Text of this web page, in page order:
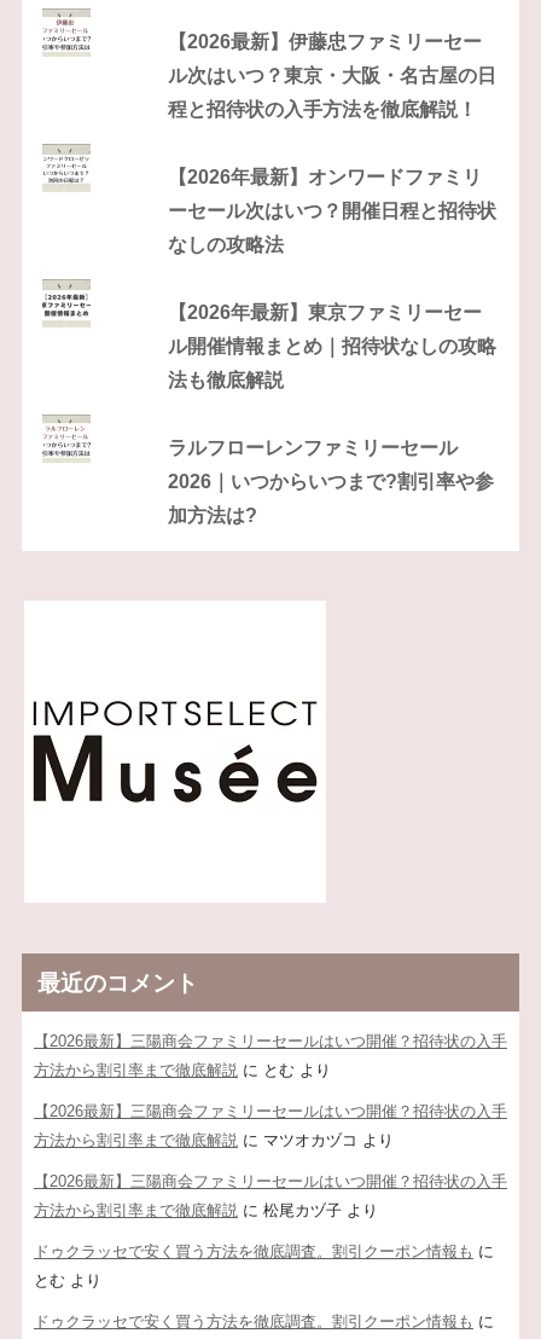
【2026最新】伊藤忠ファミリーセー
ル次はいつ？東京・大阪・名古屋の日
程と招待状の入手方法を徹底解説！
【2026年最新】オンワードファミリ
ーセール次はいつ？開催日程と招待状
なしの攻略法
【2026年最新】東京ファミリーセー
ル開催情報まとめ｜招待状なしの攻略
法も徹底解説
ラルフローレンファミリーセール
2026｜いつからいつまで?割引率や参
加方法は?
最近のコメント
【2026最新】三陽商会ファミリーセールはいつ開催？招待状の入手
方法から割引率まで徹底解説 に とむ より
【2026最新】三陽商会ファミリーセールはいつ開催？招待状の入手
方法から割引率まで徹底解説 に マツオカヅコ より
【2026最新】三陽商会ファミリーセールはいつ開催？招待状の入手
方法から割引率まで徹底解説 に 松尾カヅ子より
ドゥクラッセで安く買う方法を徹底調査。割引クーポン情報も に
とむ より
ドゥクラッセで安く買う方法を徹底調査。割引クーポン情報も に